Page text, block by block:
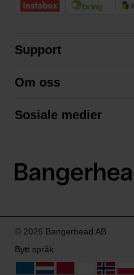
Support
Kjøpsvilkår
Om oss
Sosiale medier
LinkedIn
© 2026 Bangerhead AB
Bytt språk